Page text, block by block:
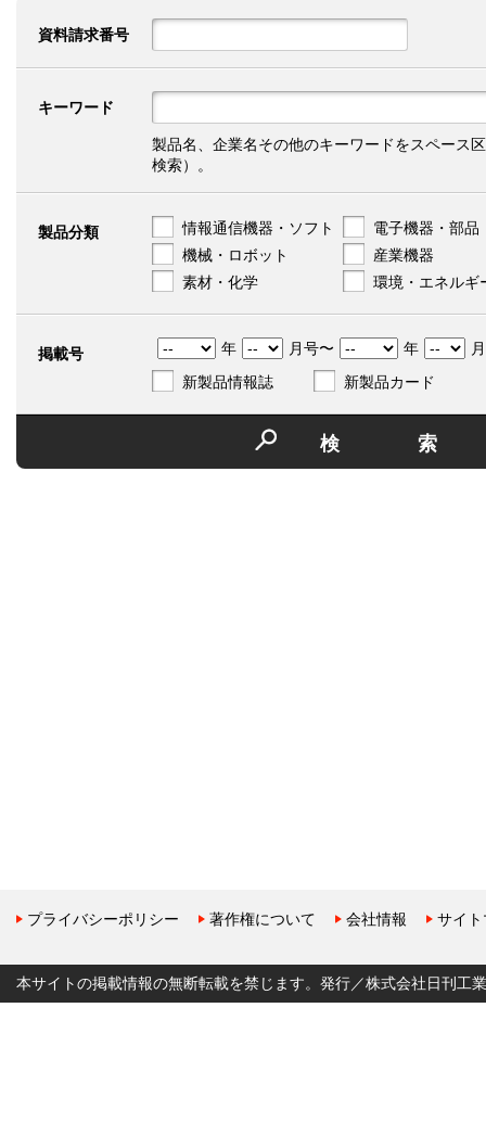
資料請求番号
キーワード
製品名、企業名その他のキーワードをスペース
検索）。
製品分類 情報通信機器・ソフト
電子機器・部品
機械・ロボット
産業機器
素材・化学
環境・エネルギ
掲載号 年 月号〜 年
新製品情報誌
新製品カード
検
プライバシーポリシー 著作権について 会社情報 サイ
本サイトの掲載情報の無断転載を禁じます。発行／株式会社日刊